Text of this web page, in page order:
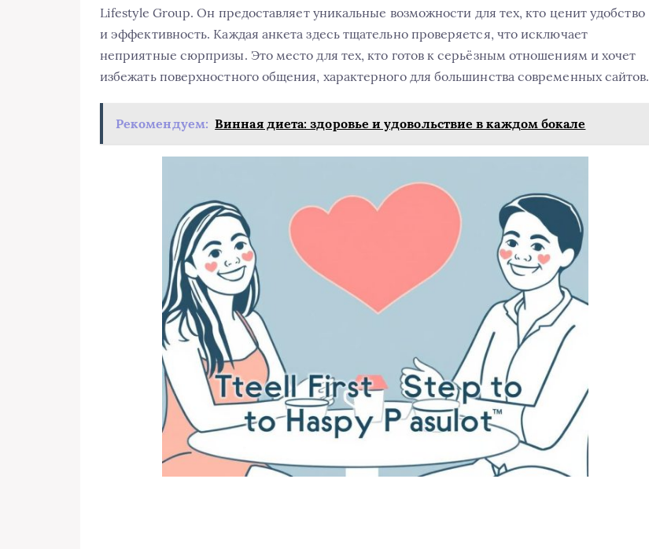
Lifestyle Group. Он предоставляет уникальные возможности для тех, кто ценит удобство
и эффективность. Каждая анкета здесь тщательно проверяется, что исключает
неприятные сюрпризы. Это место для тех, кто готов к серьёзным отношениям и хочет
избежать поверхностного общения, характерного для большинства современных сайтов.
Рекомендуем: Винная диета: здоровье и удовольствие в каждом бокале